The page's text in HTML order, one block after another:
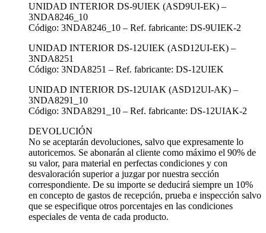
UNIDAD INTERIOR DS-9UIEK (ASD9UI-EK) –
3NDA8246_10
Código: 3NDA8246_10 – Ref. fabricante: DS-9UIEK-2
UNIDAD INTERIOR DS-12UIEK (ASD12UI-EK) –
3NDA8251
Código: 3NDA8251 – Ref. fabricante: DS-12UIEK
UNIDAD INTERIOR DS-12UIAK (ASD12UI-AK) –
3NDA8291_10
Código: 3NDA8291_10 – Ref. fabricante: DS-12UIAK-2
DEVOLUCIÓN
No se aceptarán devoluciones, salvo que expresamente lo
autoricemos. Se abonarán al cliente como máximo el 90% de
su valor, para material en perfectas condiciones y con
desvaloración superior a juzgar por nuestra sección
correspondiente. De su importe se deducirá siempre un 10%
en concepto de gastos de recepción, prueba e inspección salvo
que se especifique otros porcentajes en las condiciones
especiales de venta de cada producto.